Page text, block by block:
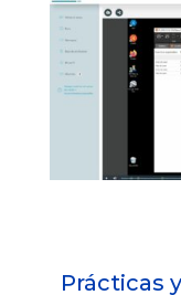
Prácticas